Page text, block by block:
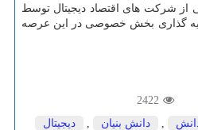
از شرکت های اقتصاد دیجیتال توسط
گذاری بخش خصوصی در این عرصه
2422
دانش بنیان دیجیتال